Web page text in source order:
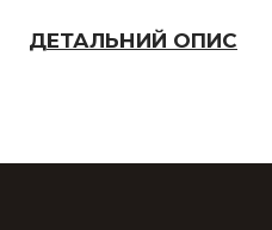
ДЕТАЛЬНИЙ ОПИС